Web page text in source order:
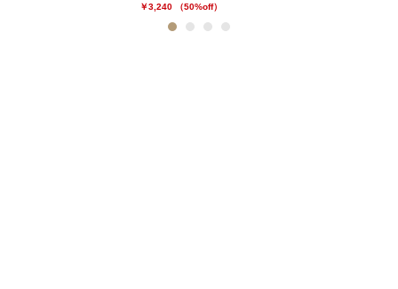
￥3,240 （50%off）
2 3 4